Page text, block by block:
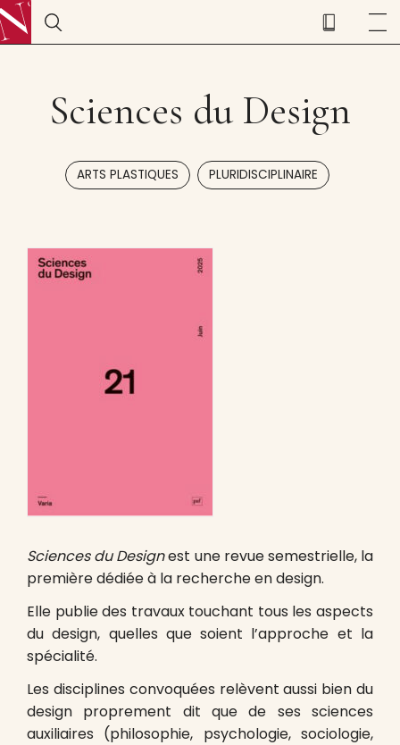
Sciences du Design
ARTS PLASTIQUES , PLURIDISCIPLINAIRE
Sciences du Designest une revue semestrielle, la
première dédiée à la recherche en design.
Elle publie des travaux touchant tous les aspects
du design, quelles que soient l’approche et la
spécialité.
Les disciplines convoquées relèvent aussi bien du
design proprement dit que de ses sciences
auxiliaires (philosophie, psychologie, sociologie,